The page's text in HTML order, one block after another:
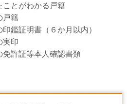
ことがわかる戸籍
戸籍
鑑証明書（６か月以内）
実印
許証等本人確認書類